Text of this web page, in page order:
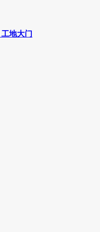
工地大门